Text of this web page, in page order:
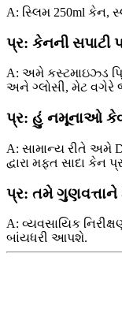
A: સ્લિમ 250ml કેન,
પ્ર: કેનની
A: અમે કસ્ટમાઇઝ્ડ
અને ગ્લોસી, મેટ વગેરે
પ્ર: હું નમૂનાઓ
A: સામાન્ય રીતે અમે
દ્વારા મફત સાદા કેન
પ્ર: તમે ગુણવત્તાને
A: વ્યવસાયિક
બાંયધરી આપશે.